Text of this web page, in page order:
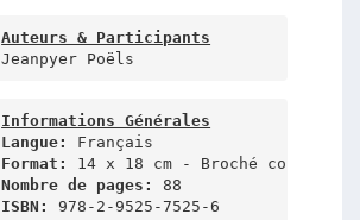
Auteurs & Participants
Jeanpyer Poëls
Informations Générales
Langue:
Format:
Nombre de pages:
ISBN:
978-2-9525-7525-6